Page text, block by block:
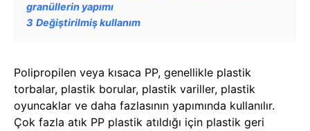
granüllerin yapımı
3 Değiştirilmiş kullanım
Polipropilen veya kısaca PP, genellikle plastik
torbalar, plastik borular, plastik variller, plastik
oyuncaklar ve daha fazlasının yapımında kullanılır.
Çok fazla atık PP plastik atıldığı için plastik geri